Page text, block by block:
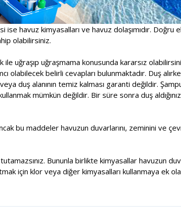
havuz kimyasalları ve havuz dolaşımıdır. Doğru
olabilirsiniz.
uğraşıp uğraşmama konusunda kararsız
olabilecek belirli cevapları bulunmaktadır. Duş
duş alanının temiz kalması garanti değildir.
mümkün değildir. Bir süre sonra duş
bu maddeler havuzun duvarlarını, zeminini ve
Bununla birlikte kimyasallar havuzun
için klor veya diğer kimyasalları kullanmaya ek